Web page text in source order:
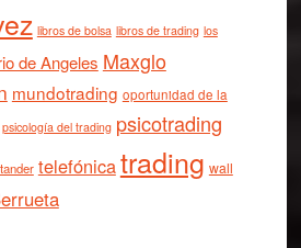
libros de bolsa libros de trading los
de Angeles Maxglo
mundotrading oportunidad de la
psicología del trading psicotrading
telefónicatrading wall